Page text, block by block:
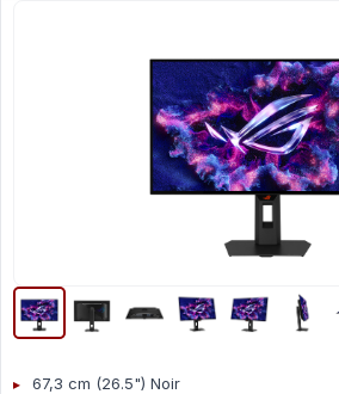
67,3 cm (26.5") Noir